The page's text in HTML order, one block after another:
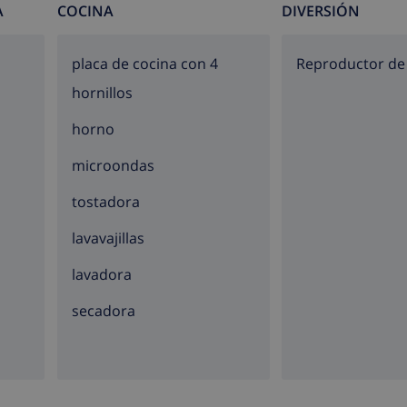
de la villa)
de la villa)
de la villa)
de la villa
las 24 horas
COCINA
placa de cocina con 4
hornillos
horno
microondas
tostadora
lavavajillas
lavadora
secadora
DIVERSIÓN
reproductor de